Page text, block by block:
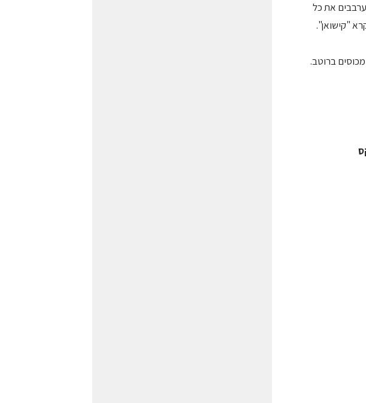
את כל
"קישואן".
ברוטב.